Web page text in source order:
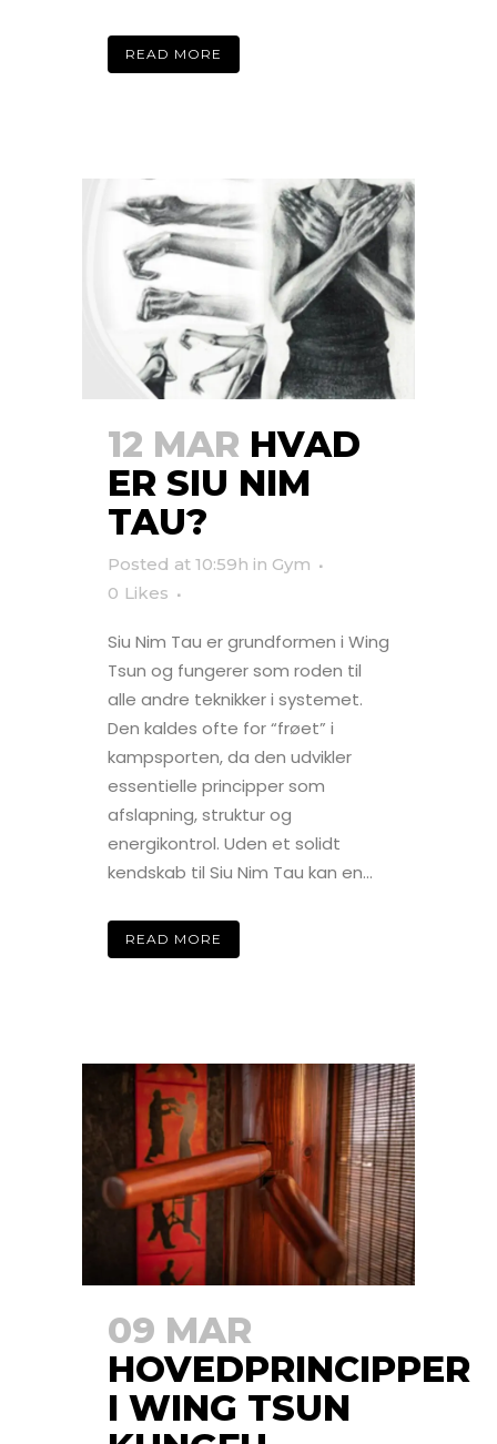
READ MORE
12 MAR HVAD
ER SIU NIM
TAU?
Posted at 10:59h in Gym
0 Likes
Siu Nim Tau er grundformen i Wing
Tsun og fungerer som roden til
alle andre teknikker i systemet.
Den kaldes ofte for “frøet” i
kampsporten, da den udvikler
essentielle principper som
afslapning, struktur og
energikontrol. Uden et solidt
kendskab til Siu Nim Tau kan en...
READ MORE
09 MAR
HOVEDPRINCIPPER
I WING TSUN